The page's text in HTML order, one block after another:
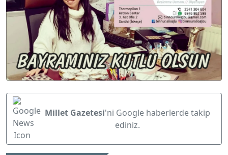
Millet Gazetesi'ni Google haberlerde takip
ediniz.